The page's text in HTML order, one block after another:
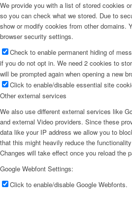
We provide you with a list of stored cookies
so you can check what we stored. Due to
show or modify cookies from other domains.
browser security settings.
Check to enable permanent hiding of
if you do not opt in. We need 2 cookies to
will be prompted again when opening a new
Click to enable/disable essential site
Other external services
We also use different external services like
and external Video providers. Since these
data like your IP address we allow you to
that this might heavily reduce the
Changes will take effect once you reload the
Google Webfont Settings:
Click to enable/disable Google Webfonts.